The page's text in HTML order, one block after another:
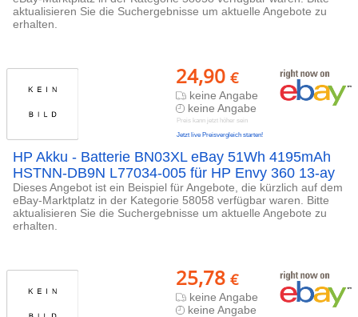
aktualisieren Sie die Suchergebnisse um aktuelle Angebote zu
erhalten.
24,90 €
keine Angabe
keine Angabe
Preis kann jetzt höher sein
Jetzt live Preisvergleich starten!
HP Akku - Batterie BN03XL eBay 51Wh 4195mAh
HSTNN-DB9N L77034-005 für HP Envy 360 13-ay
Dieses Angebot ist ein Beispiel für Angebote, die kürzlich auf dem
eBay-Marktplatz in der Kategorie 58058 verfügbar waren. Bitte
aktualisieren Sie die Suchergebnisse um aktuelle Angebote zu
erhalten.
25,78 €
keine Angabe
keine Angabe